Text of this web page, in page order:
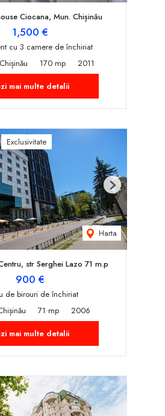
Ciocana, Mun. Chișinău
1,500 €
cu 3 camere de închiriat
170 mp
2011
mai multe detalii
Exclusivitate
Harta
Next
str Serghei Lazo 71 m.p
900 €
de birouri de închiriat
71 mp
2006
mai multe detalii